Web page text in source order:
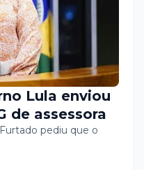
Lula enviou
de assessora
pediu que o